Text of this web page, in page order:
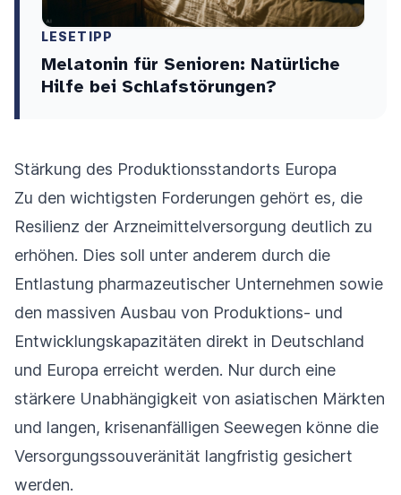
LESETIPP
Melatonin für Senioren: Natürliche
Hilfe bei Schlafstörungen?
Stärkung des Produktionsstandorts Europa
Zu den wichtigsten Forderungen gehört es, die
Resilienz der Arzneimittelversorgung deutlich zu
erhöhen. Dies soll unter anderem durch die
Entlastung pharmazeutischer Unternehmen sowie
den massiven Ausbau von Produktions- und
Entwicklungskapazitäten direkt in Deutschland
und Europa erreicht werden. Nur durch eine
stärkere Unabhängigkeit von asiatischen Märkten
und langen, krisenanfälligen Seewegen könne die
Versorgungssouveränität langfristig gesichert
werden.